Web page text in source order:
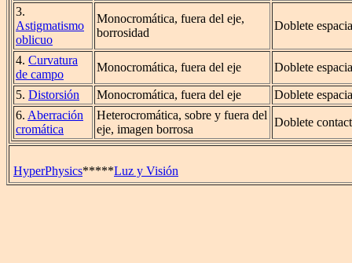
3.
Astigmatismo
oblicuo
Monocromática, fuera del eje,
borrosidad
Doblete
4. Curvatura
de campo
Monocromática, fuera del eje Doblete
5. Distorsión Monocromática, fuera del eje
Doblete
6. Aberración
cromática
Heterocromática, sobre y fuera del
eje, imagen borrosa
Doblete
HyperPhysics*****Luz y Visión